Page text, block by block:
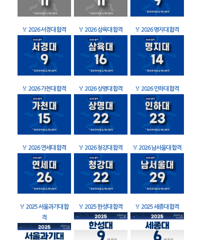
🏅 2026 서경대 합격 🏅 2026 삼육대 합격 🏅 2026 명지대 합격
🏅 2026 가천대 합격 🏅 2026 상명대 합격 🏅 2026 인하대 합격
🏅 2026 연세대 합격 🏅 2026 청강대 합격 🏅 2026 남서울대 합격
🏅 2025 서울과기대 합
격
🏅 2025 한성대 합격 🏅 2025 세종대 합격